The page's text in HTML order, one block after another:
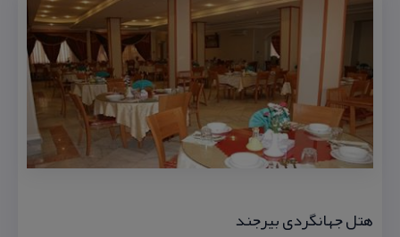
هتل جهانگردی بیرجند